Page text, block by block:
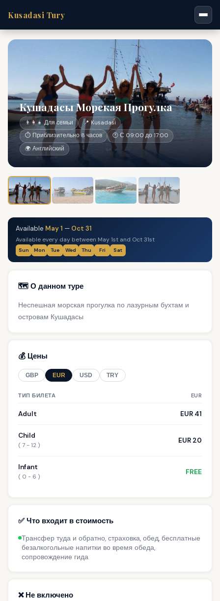
Kusadasi Tury
Кушадасы Морская Прогулка
👨‍👩‍👧 Для семьи
📍 Kusadasi
⏱ Приблизительно 8 часов
🕐 С 09:00 до 17:00
🌍 Английский
Available May 1 — Oct 31
Available every day between May 1st and Oct 31st
Sun Mon Tue Wed Thu Fri Sat
🗺️ О данном туре
Неспешная морская прогулка по лазурным бухтам и
островам Кушадасы
💰 Цены
GBP EUR USD TRY
ТИП БИЛЕТА EUR
Adult EUR 41
Child
( 7 - 12 )
EUR 20
Infant
( 0 - 6 )
FREE
✅ Что входит в стоимость
Трансфер туда и обратно, страховка, обед, бесплатные
безалкогольные напитки во время обеда,
сопровождение гида
❌ Не включено